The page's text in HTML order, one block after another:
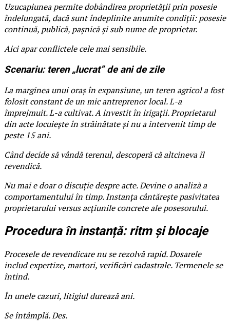
Uzucapiunea permite dobândirea proprietății prin posesie
îndelungată, dacă sunt îndeplinite anumite condiții: posesie
continuă, publică, pașnică și sub nume de proprietar.
Aici apar conflictele cele mai sensibile.
Scenariu: teren „lucrat” de ani de zile
La marginea unui oraș în expansiune, un teren agricol a fost
folosit constant de un mic antreprenor local. L-a
împrejmuit. L-a cultivat. A investit în irigații. Proprietarul
din acte locuiește în străinătate și nu a intervenit timp de
peste 15 ani.
Când decide să vândă terenul, descoperă că altcineva îl
revendică.
Nu mai e doar o discuție despre acte. Devine o analiză a
comportamentului în timp. Instanța cântărește pasivitatea
proprietarului versus acțiunile concrete ale posesorului.
Procedura în instanță: ritm și blocaje
Procesele de revendicare nu se rezolvă rapid. Dosarele
includ expertize, martori, verificări cadastrale. Termenele se
întind.
În unele cazuri, litigiul durează ani.
Se întâmplă. Des.